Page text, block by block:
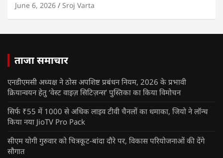
June 6, 2026 Sroj Varta
ताजा समाचार
एनडीएमसी अध्यक्ष ने ठोस अपशिष्ट प्रबंधन नियम, 2026 के प्रभावी
क्रियान्वयन हेतु ‘वेस्ट वाइज़ सिटिज़न्स’ पुस्तिका का किया विमोचन
सिर्फ ₹55 में 1000 से अधिक लाइव टीवी चैनलों का धमाका, जियो ने लॉन्च
किया नया JioTV Pro Pack
सीएम योगी गुरुवार को चित्रकूट-बांदा दौरे पर, विकास परियोजनाओं की देंगे
सौगात